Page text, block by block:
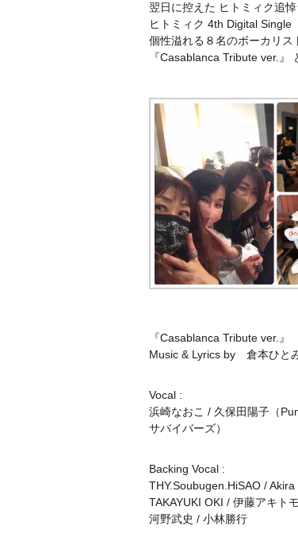
翌日に控えた ヒトミィク追
ヒトミィク 4th Digital Single
個性溢れる８名のボーカリ
『Casablanca Tribute ver.』
『Casablanca Tribute ver.』
Music & Lyrics by 倉本ひと
Vocal :
浜崎なおこ / 久保田陽子（
サバイバーズ）
Backing Vocal :
THY.Soubugen.HiSAO /
TAKAYUKI OKI / 伊藤アキト
河野武史 / 小林勝行